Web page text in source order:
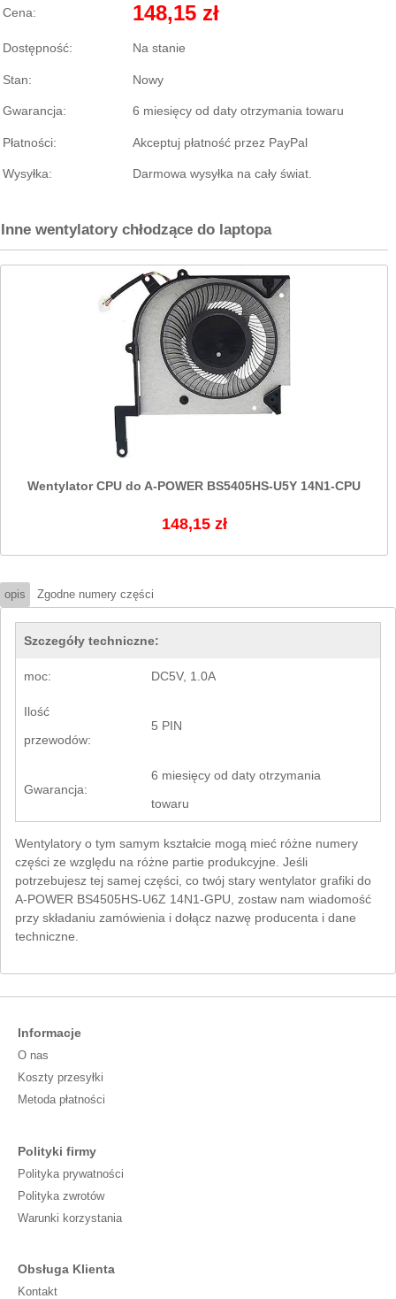
Cena: 148,15 zł
Dostępność: Na stanie
Stan: Nowy
Gwarancja: 6 miesięcy od daty otrzymania towaru
Płatności: Akceptuj płatność przez PayPal
Wysyłka: Darmowa wysyłka na cały świat.
Inne wentylatory chłodzące do laptopa
Wentylator CPU do A-POWER BS5405HS-U5Y 14N1-CPU
148,15 zł
opis Zgodne numery części
Szczegóły techniczne:
moc: DC5V, 1.0A
Ilość
przewodów:
5 PIN
Gwarancja:
6 miesięcy od daty otrzymania
towaru
Wentylatory o tym samym kształcie mogą mieć różne numery
części ze względu na różne partie produkcyjne. Jeśli
potrzebujesz tej samej części, co twój stary wentylator grafiki do
A-POWER BS4505HS-U6Z 14N1-GPU, zostaw nam wiadomość
przy składaniu zamówienia i dołącz nazwę producenta i dane
techniczne.
Informacje
O nas
Koszty przesyłki
Metoda płatności
Polityki firmy
Polityka prywatności
Polityka zwrotów
Warunki korzystania
Obsługa Klienta
Kontakt